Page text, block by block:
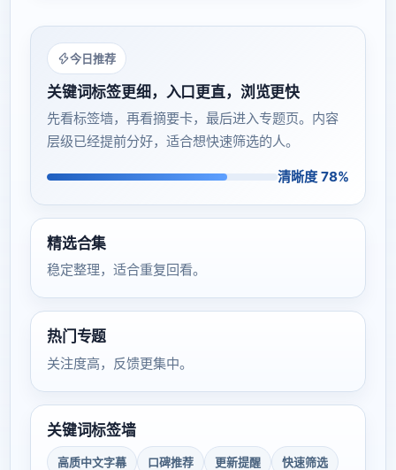
今日推荐
关键词标签更细，入口更直，浏览更快
先看标签墙，再看摘要卡，最后进入专题页。内容
层级已经提前分好，适合想快速筛选的人。
清晰度 78%
精选合集
稳定整理，适合重复回看。
热门专题
关注度高，反馈更集中。
关键词标签墙
高质中文字幕 口碑推荐 更新提醒 快速筛选